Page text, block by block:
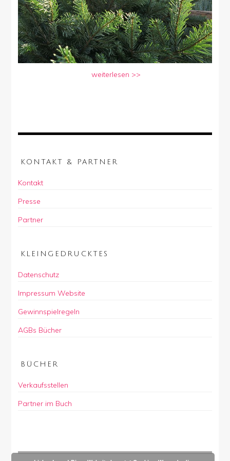
weiterlesen >>
KONTAKT & PARTNER
Kontakt
Presse
Partner
KLEINGEDRUCKTES
Datenschutz
Impressum Website
Gewinnspielregeln
AGBs Bücher
BÜCHER
Verkaufsstellen
Partner im Buch